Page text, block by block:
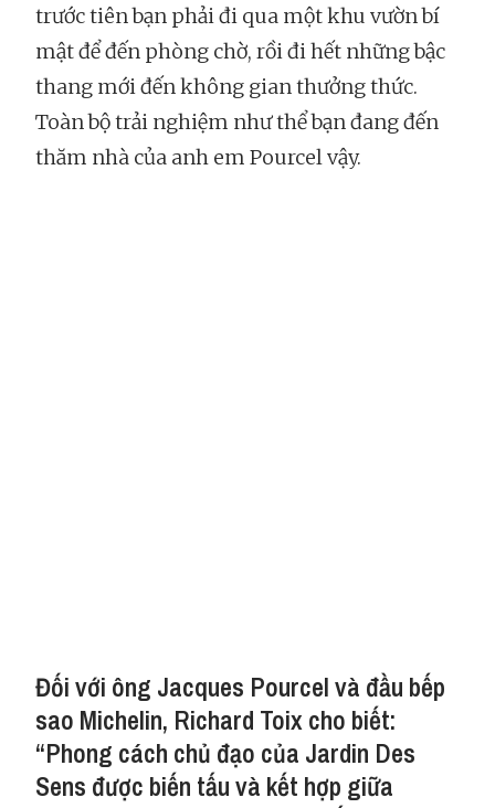
trước tiên bạn phải đi qua một khu vườn bí
mật để đến phòng chờ, rồi đi hết những bậc
thang mới đến không gian thưởng thức.
Toàn bộ trải nghiệm như thể bạn đang đến
thăm nhà của anh em Pourcel vậy.
Đối với ông Jacques Pourcel và đầu bếp
sao Michelin, Richard Toix cho biết:
“Phong cách chủ đạo của Jardin Des
Sens được biến tấu và kết hợp giữa